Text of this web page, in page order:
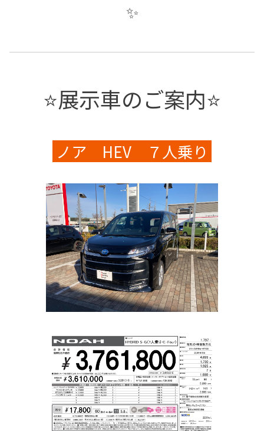
✨
⭐展示車のご案内⭐
ノア HEV ７人乗り